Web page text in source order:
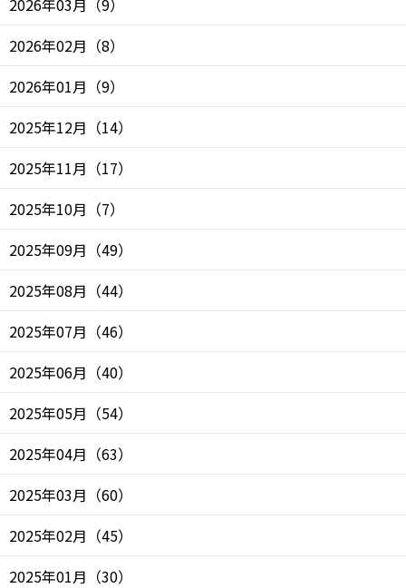
2026年02月 （8）
2026年01月 （9）
2025年12月 （14）
2025年11月 （17）
2025年10月 （7）
2025年09月 （49）
2025年08月 （44）
2025年07月 （46）
2025年06月 （40）
2025年05月 （54）
2025年04月 （63）
2025年03月 （60）
2025年02月 （45）
2025年01月 （30）